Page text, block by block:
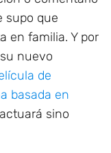
supo que
en familia. Y por
nuevo
de
basada en
sino